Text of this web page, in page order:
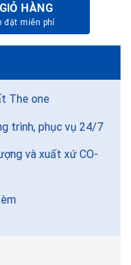
số lượng
HÀNG
The one
trình, phục vụ 24/7
và xuất xứ CO-